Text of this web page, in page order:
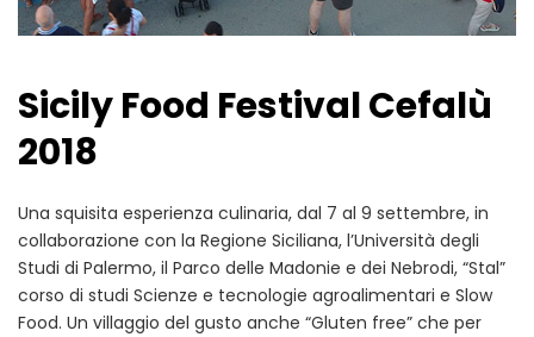
Sicily Food Festival Cefalù
2018
Una squisita esperienza culinaria, dal 7 al 9 settembre, in
collaborazione con la Regione Siciliana, l’Università degli
Studi di Palermo, il Parco delle Madonie e dei Nebrodi, “Stal”
corso di studi Scienze e tecnologie agroalimentari e Slow
Food. Un villaggio del gusto anche “Gluten free” che per